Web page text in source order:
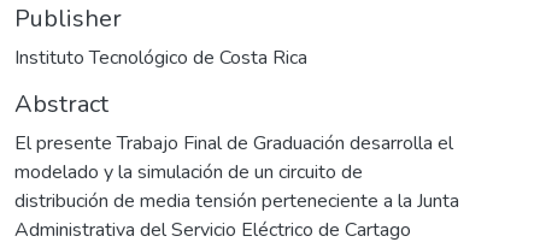
Publisher
Instituto Tecnológico de Costa Rica
Abstract
El presente Trabajo Final de Graduación desarrolla el
modelado y la simulación de un circuito de
distribución de media tensión perteneciente a la Junta
Administrativa del Servicio Eléctrico de Cartago